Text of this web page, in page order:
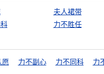
夫人裙带
力不胜任
愿 力不副心 力不同科 力